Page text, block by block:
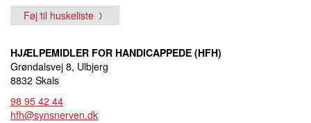
Føj til huskeliste
HJÆLPEMIDLER FOR HANDICAPPEDE (HFH)
Grøndalsvej 8, Ulbjerg
8832 Skals
98 95 42 44
hfh@synsnerven.dk